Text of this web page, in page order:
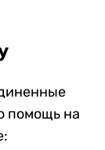
помощь на